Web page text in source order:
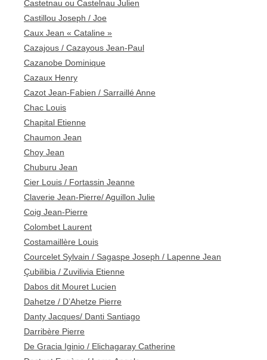
Castetnau ou Castelnau Julien
Castillou Joseph / Joe
Caux Jean « Cataline »
Cazajous / Cazayous Jean-Paul
Cazanobe Dominique
Cazaux Henry
Cazot Jean-Fabien / Sarraillé Anne
Chac Louis
Chapital Etienne
Chaumon Jean
Choy Jean
Chuburu Jean
Cier Louis / Fortassin Jeanne
Claverie Jean-Pierre/ Aguillon Julie
Coig Jean-Pierre
Colombet Laurent
Costamaillère Louis
Courcelet Sylvain / Sagaspe Joseph / Lapenne Jean
Çubilibia / Zuvilivia Etienne
Dabos dit Mouret Lucien
Dahetze / D’Ahetze Pierre
Danty Jacques/ Danti Santiago
Darribère Pierre
De Gracia Iginio / Elichagaray Catherine